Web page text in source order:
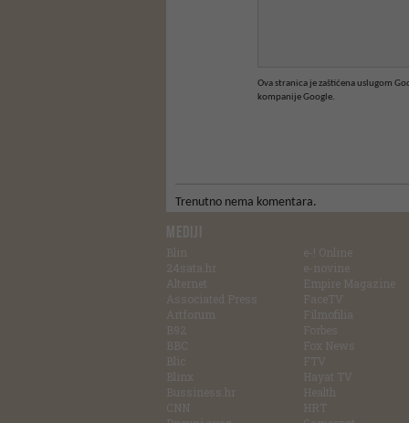
Ova stranica je zaštićena uslugom
kompanije Google.
Trenutno nema komentara.
MEDIJI
Blin
24sata.hr
Alternet
Associated Press
Artforum
B92
BBC
Blic
Blinx
Bussiness.hr
CNN
e-! Online
e-novine
Empire Magazine
FaceTV
Filmofilia
Forbes
Fox News
FTV
Hayat TV
Health
HRT